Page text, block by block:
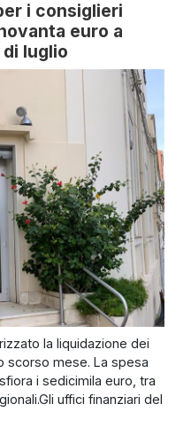
i consiglieri
euro a
luglio
la liquidazione dei
scorso mese. La spesa
i sedicimila euro, tra
uffici finanziari del